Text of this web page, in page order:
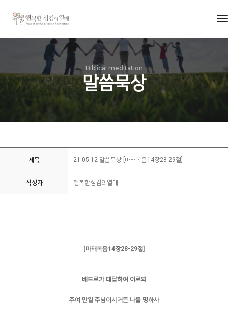
Biblical meditation
말씀묵상
제목 21.05.12 말씀묵상 [마태복음14장28-29절]
작성자 행복한섬김의열매
[마태복음14장28-29절]
베드로가 대답하여 이르되
주여 만일 주님이시거든 나를 명하사